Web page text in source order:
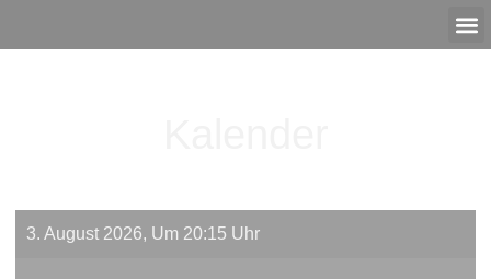
3. August 2026, Um 20:15 Uhr